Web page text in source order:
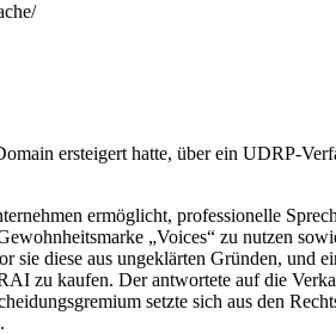
ersteigert hatte, über ein UDRP-
ermöglicht, professionelle
„Voices“ zu nutzen
diese aus ungeklärten Gründen, und
zu kaufen. Der antwortete auf die
setzte sich aus den